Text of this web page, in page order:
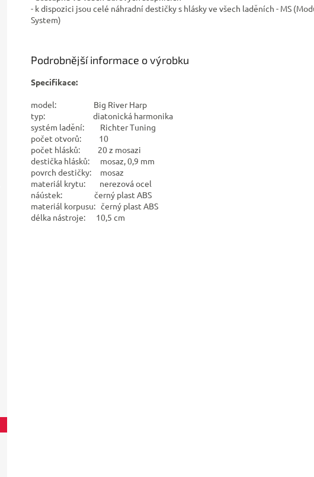
- k dispozici jsou celé náhradní destičky s hlásky ve všech laděních - MS
System)
Podrobnější informace o výrobku
Specifikace:
model: Big River Harp
typ: diatonická harmonika
systém ladění: Richter Tuning
počet otvorů: 10
počet hlásků: 20 z mosazi
destička hlásků: mosaz, 0,9 mm
povrch destičky: mosaz
materiál krytu: nerezová ocel
náústek: černý plast ABS
materiál korpusu: černý plast ABS
délka nástroje: 10,5 cm